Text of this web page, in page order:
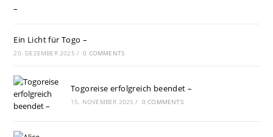
Ein Licht für Togo –
20. DEZEMBER 2025 / 0 COMMENTS
Togoreise erfolgreich beendet –
15. NOVEMBER 2025 / 0 COMMENTS